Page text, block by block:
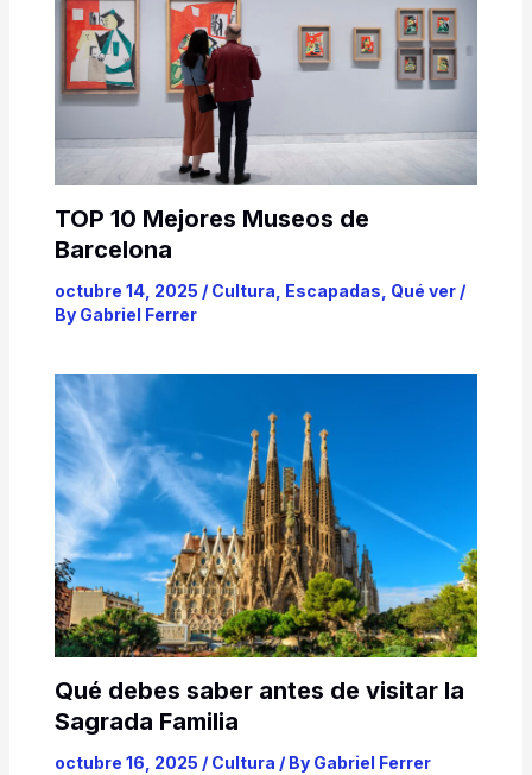
TOP 10 Mejores Museos de
Barcelona
octubre 14, 2025 / Cultura, Escapadas, Qué ver/
By Gabriel Ferrer
Qué debes saber antes de visitar la
Sagrada Familia
octubre 16, 2025 / Cultura / By Gabriel Ferrer